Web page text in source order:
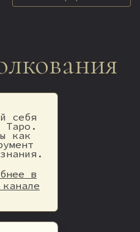
себя
Таро.
как
в